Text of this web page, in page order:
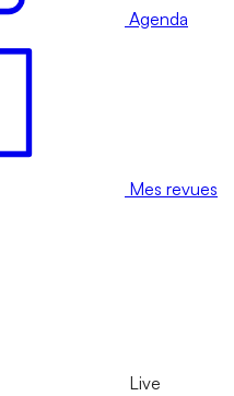
Agenda
Mes revues
Live